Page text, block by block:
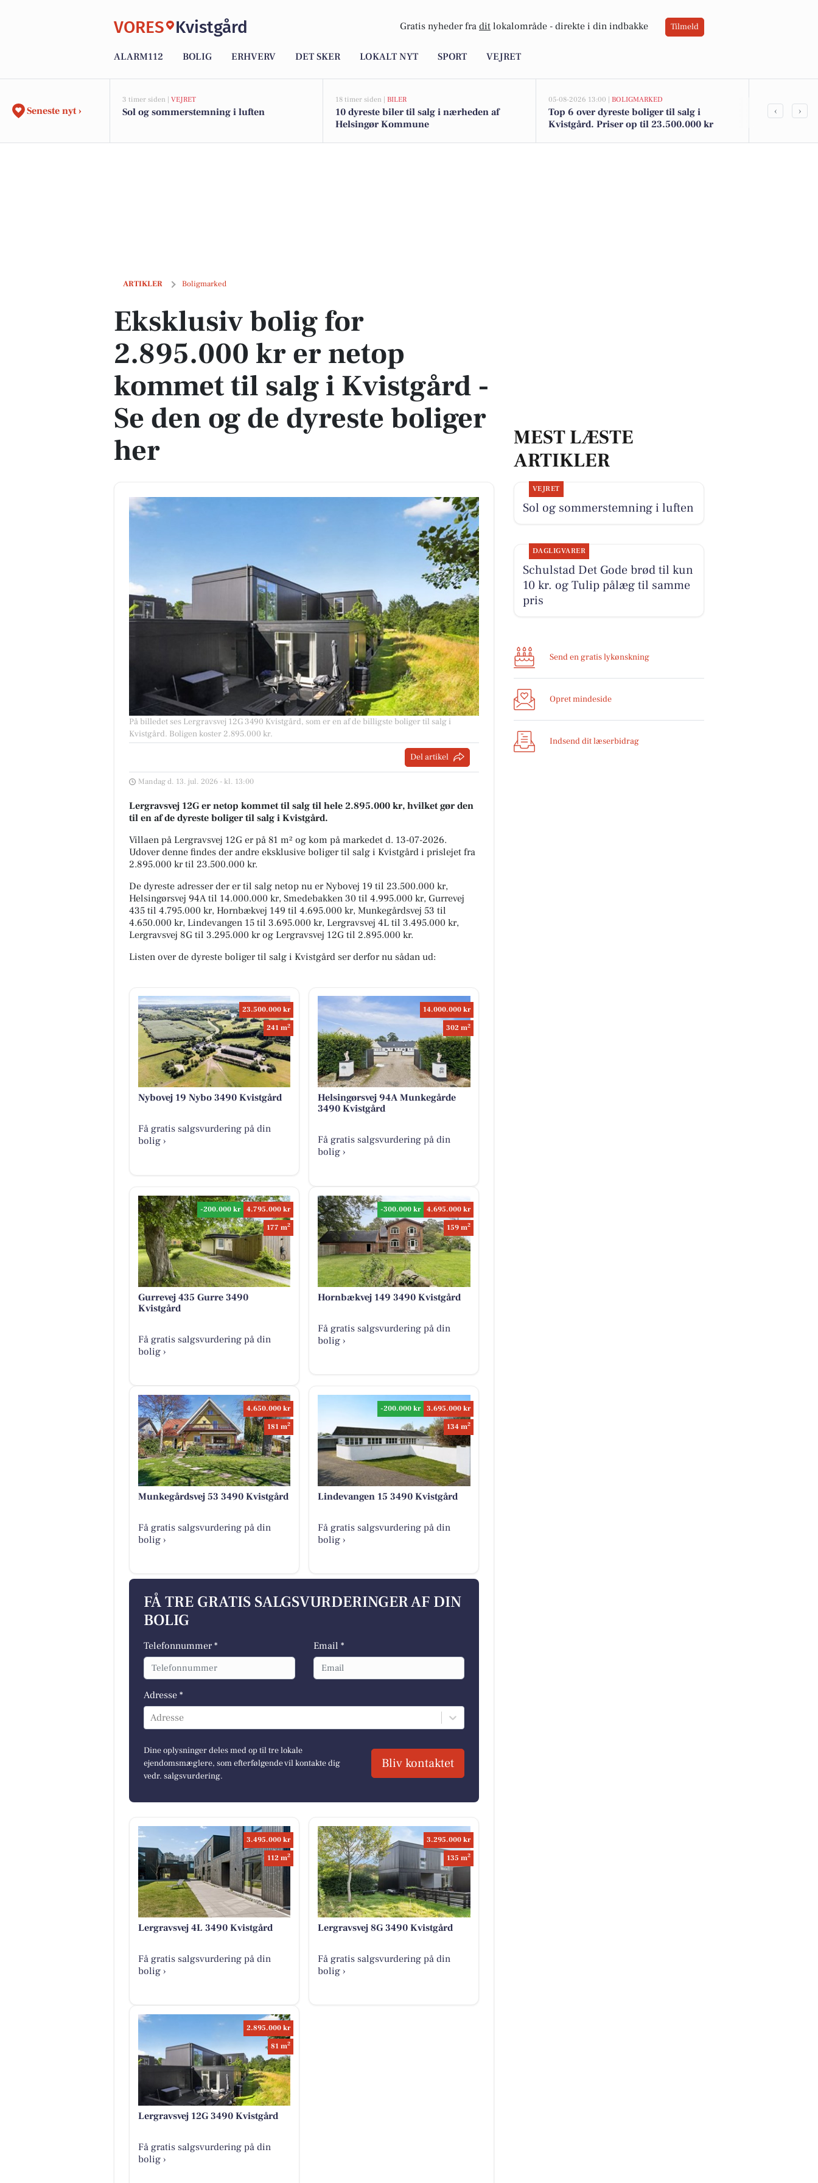
VORES Kvistgård Gratis nyheder fra dit lokalområde - direkte i din indbakke Tilmeld
ALARM112 BOLIG ERHVERV DET SKER LOKALT NYT SPORT VEJRET
Seneste nyt ›
3 timer siden | VEJRET
Sol og sommerstemning i luften
18 timer siden | BILER
10 dyreste biler til salg i nærheden af
Helsingør Kommune
05-08-2026 13:00 | BOLIGMARKED
Top 6 over dyreste boliger til salg i
Kvistgård. Priser op til 23.500.000 kr
Betaler du
‹ ›
ARTIKLER Boligmarked
Eksklusiv bolig for 2.895.000 kr er netop kommet til salg i Kvistgård - Se den og de dyreste boliger her
Eksklusiv bolig for
2.895.000 kr er netop
kommet til salg i Kvistgård -
Se den og de dyreste boliger
her
På billedet ses Lergravsvej 12G 3490 Kvistgård, som er en af de billigste boliger til salg i
Kvistgård. Boligen koster 2.895.000 kr.
Del artikel
Mandag d. 13. jul. 2026 - kl. 13:00
Lergravsvej 12G er netop kommet til salg til hele 2.895.000 kr, hvilket gør den
til en af de dyreste boliger til salg i Kvistgård.
Villaen på Lergravsvej 12G er på 81 m² og kom på markedet d. 13-07-2026.
Udover denne findes der andre eksklusive boliger til salg i Kvistgård i prislejet fra
2.895.000 kr til 23.500.000 kr.
De dyreste adresser der er til salg netop nu er Nybovej 19 til 23.500.000 kr,
Helsingørsvej 94A til 14.000.000 kr, Smedebakken 30 til 4.995.000 kr, Gurrevej
435 til 4.795.000 kr, Hornbækvej 149 til 4.695.000 kr, Munkegårdsvej 53 til
4.650.000 kr, Lindevangen 15 til 3.695.000 kr, Lergravsvej 4L til 3.495.000 kr,
Lergravsvej 8G til 3.295.000 kr og Lergravsvej 12G til 2.895.000 kr.
Listen over de dyreste boliger til salg i Kvistgård ser derfor nu sådan ud:
23.500.000 kr
241 m2
Nybovej 19 Nybo 3490 Kvistgård
Få gratis salgsvurdering på din
bolig ›
14.000.000 kr
302 m2
Helsingørsvej 94A Munkegårde
3490 Kvistgård
Få gratis salgsvurdering på din
bolig ›
-200.000 kr
4.795.000 kr
177 m2
Gurrevej 435 Gurre 3490
Kvistgård
Få gratis salgsvurdering på din
bolig ›
-300.000 kr
4.695.000 kr
159 m2
Hornbækvej 149 3490 Kvistgård
Få gratis salgsvurdering på din
bolig ›
4.650.000 kr
181 m2
Munkegårdsvej 53 3490 Kvistgård
Få gratis salgsvurdering på din
bolig ›
-200.000 kr
3.695.000 kr
134 m2
Lindevangen 15 3490 Kvistgård
Få gratis salgsvurdering på din
bolig ›
FÅ TRE GRATIS SALGSVURDERINGER AF DIN
BOLIG
Telefonnummer * Email *
Adresse *
Adresse
Dine oplysninger deles med op til tre lokale
ejendomsmæglere, som efterfølgende vil kontakte dig
vedr. salgsvurdering.
Bliv kontaktet
3.495.000 kr
112 m2
Lergravsvej 4L 3490 Kvistgård
Få gratis salgsvurdering på din
bolig ›
3.295.000 kr
135 m2
Lergravsvej 8G 3490 Kvistgård
Få gratis salgsvurdering på din
bolig ›
2.895.000 kr
81 m2
Lergravsvej 12G 3490 Kvistgård
Få gratis salgsvurdering på din
bolig ›
MEST LÆSTE
ARTIKLER
VEJRET
Sol og sommerstemning i luften
DAGLIGVARER
Schulstad Det Gode brød til kun
10 kr. og Tulip pålæg til samme
pris
Send en gratis lykønskning
Opret mindeside
Indsend dit læserbidrag